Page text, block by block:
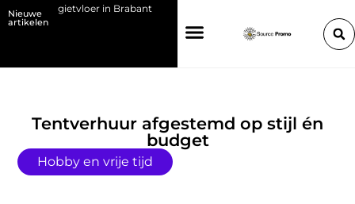
Nieuwe
artikelen
een gietvloer in Brabant Kies de juiste HP toner voor jouw printer
Tentverhuur afgestemd op stijl én
budget
Hobby en vrije tijd